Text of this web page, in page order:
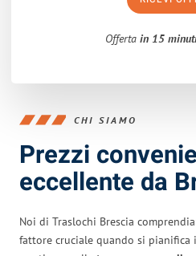
Offerta in 15
CHI SIAMO
Prezzi
eccellente da
Noi di Traslochi Brescia
fattore cruciale quando si pianifica